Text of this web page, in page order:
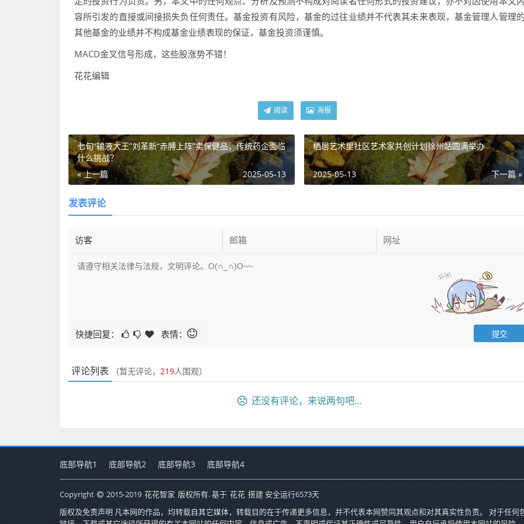
容所引发的直接或间接损失负任何责任。基金投资有风险，基金的过往业绩并不代表其未来表现，基金管理人管理
其他基金的业绩并不构成基金业绩表现的保证，基金投资须谨慎。
MACD金叉信号形成，这些股涨势不错！
花花编辑
阅读 海报
七旬“输液大王”刘革新“赤膊上阵”卖保健品，传统药企面临
什么挑战？
« 上一篇
2025-05-13
栖居艺术里社区艺术家共创计划徐州站圆满举办
下一篇 »
2025-05-13
发表评论
快捷回复： 表情：
评论列表 （暂无评论， 219人围观）
还没有评论，来说两句吧...
底部导航1 底部导航2 底部导航3 底部导航4
Copyright 2015-2019 花花智家 版权所有. 基于 花花 搭建 安全运行6573天
版权及免责声明 凡本网的作品，均转载自其它媒体，转载目的在于传递更多信息，并不代表本网赞同其观点和对其真实性负责。 对于任何